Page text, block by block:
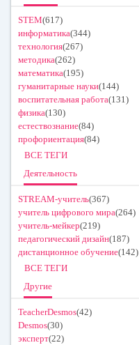
STEM(617)
информатика(344)
технология(267)
методика(262)
математика(195)
гуманитарные науки(144)
воспитательная работа(131)
физика(130)
естествознание(84)
профориентация(84)
ВСЕ ТЕГИ
Деятельность
STREAM-учитель(367)
учитель цифрового мира(264)
учитель-мейкер(219)
педагогический дизайн(187)
дистанционное обучение(142)
ВСЕ ТЕГИ
Другие
TeacherDesmos(42)
Desmos(30)
эксперт(22)